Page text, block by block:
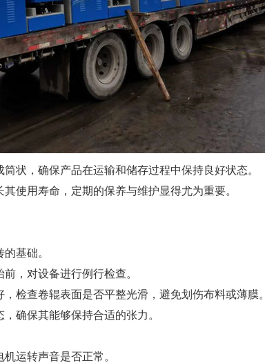
状，确保产品在运输和储存过程中保持良好状态。
使用寿命，定期的保养与维护显得尤为重要。
基础。
，对设备进行例行检查。
检查卷辊表面是否平整光滑，避免划伤布料或薄膜。
确保其能够保持合适的张力。
运转声音是否正常。